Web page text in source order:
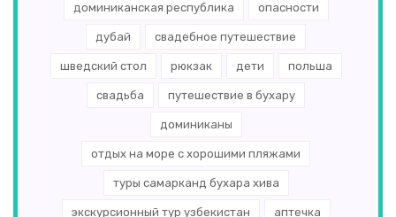
доминиканская республика опасности
дубай свадебное путешествие
шведский стол рюкзак дети польша
свадьба путешествие в бухару
доминиканы
отдых на море с хорошими пляжами
туры самарканд бухара хива
экскурсионный тур узбекистан аптечка